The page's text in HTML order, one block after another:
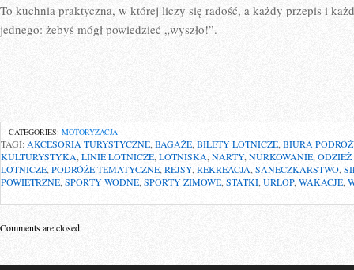
To kuchnia praktyczna, w której liczy się radość, a każdy przepis i
jednego: żebyś mógł powiedzieć „wyszło!”.
CATEGORIES: MOTORYZACJA
TAGI: AKCESORIA TURYSTYCZNE BAGAŻE BILETY LOTNICZE BIURA
KULTURYSTYKA LINIE LOTNICZE, LOTNISKA NARTY, NURKOWANIE ODZIEŻ
LOTNICZE PODRÓŻE TEMATYCZNE, REJSY, REKREACJA SANECZKARSTWO,
POWIETRZNE SPORTY WODNE SPORTY ZIMOWE STATKI URLOP, WAKACJE
Comments are closed.